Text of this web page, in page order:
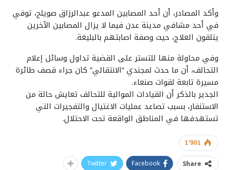
وأكد المصادر، أن أحد المصابين المدعو عبدالرزاق صويلح، توفي
في أحد مشافي مدينة عدن فيما لا يزال المصابين الآخرين
يتلقون العلاج، حيث وصفة اصابتهم بالبليغة.
وفي محاولة منها للتستر على القضية تداول وسائل إعلام
التحالف، أن ما حدث لمجندي “الانتقالي” كان جراء قصف طائرة
مسيرة تابعة لقوات صنعاء.
الجدير بالذكر أن القيادات الموالية للتحالف تعايش حالة من
الاستنفار، بسبب تصاعد عمليات الاغتيال والتفجيرات التي
تستهدفها في المناطق الواقعة تحت الاحتلال.
1٬901
Share
Facebook
Twitter